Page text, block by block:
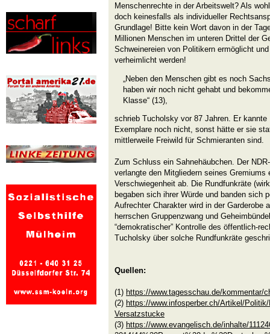
Menschenrechte in der Arbeitswelt? Als
doch keinesfalls als individueller
Grundlage! Bitte kein Wort davon in der
Millionen Menschen im unteren Drittel der
Schweinereien von Politikern ermöglicht
verheimlicht werden!
„Neben den Menschen gibt es noch
haben wir noch nicht gehabt und
Klasse“ (13),
schrieb Tucholsky vor 87 Jahren. Er kannte
Exemplare noch nicht, sonst hätte er sie
mittlerweile Freiwild für Schmieranten sind.
Zum Schluss ein Sahnehäubchen. Der
verlangte den Mitgliedern seines
Verschwiegenheit ab. Die Rundfunkräte
begaben sich ihrer Würde und banden sich
Aufrechter Charakter wird in der Garderobe
herrschen Gruppenzwang und
“demokratischer” Kontrolle des öffentlich-
Tucholsky über solche Rundfunkräte
Quellen:
(1) https://www.tagesschau.de/kommentar/
(2) https://www.infosperber.ch/Artikel/
Versatzstucke
(3) https://www.evangelisch.de/inhalte/